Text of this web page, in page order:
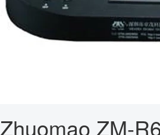
Zhuomao ZM-